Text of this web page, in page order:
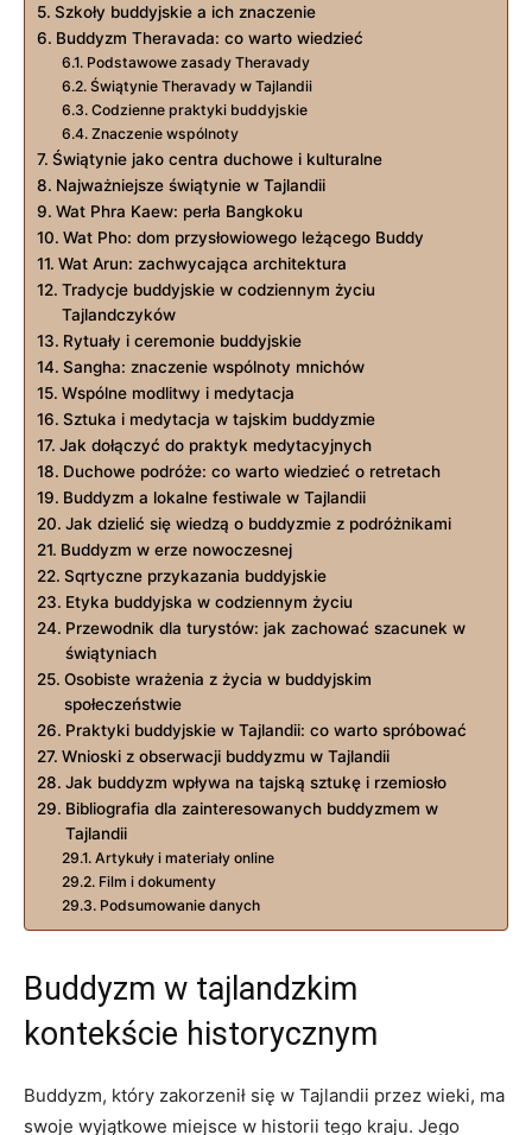
Szkoły buddyjskie a ich znaczenie
Buddyzm Theravada: co warto wiedzieć
Podstawowe zasady Theravady
Świątynie Theravady w Tajlandii
Codzienne praktyki ⁤buddyjskie
Znaczenie wspólnoty
Świątynie jako centra duchowe ⁣i kulturalne
Najważniejsze świątynie w Tajlandii
Wat Phra Kaew: ⁢perła Bangkoku
Wat Pho: dom przysłowiowego leżącego Buddy
Wat Arun: zachwycająca architektura
Tradycje buddyjskie w codziennym życiu
Tajlandczyków
Rytuały i ceremonie buddyjskie
Sangha: znaczenie ‍wspólnoty ‍mnichów
Wspólne modlitwy ‍i medytacja
Sztuka ‍i medytacja w ‍tajskim buddyzmie
Jak dołączyć ‍do praktyk​ medytacyjnych
Duchowe ⁢podróże: co warto wiedzieć o​ retretach
Buddyzm a ​lokalne‍ festiwale w Tajlandii
Jak ‍dzielić się​ wiedzą o buddyzmie z podróżnikami
Buddyzm w erze nowoczesnej
Sqrtyczne przykazania buddyjskie
Etyka buddyjska w codziennym życiu
Przewodnik dla turystów:​ jak zachować szacunek w‍
świątyniach
Osobiste wrażenia z życia ⁢w buddyjskim
społeczeństwie
Praktyki‍ buddyjskie w Tajlandii: co warto spróbować
Wnioski z obserwacji buddyzmu w Tajlandii
Jak buddyzm wpływa na tajską sztukę i rzemiosło
Bibliografia⁣ dla zainteresowanych buddyzmem ‌w
Tajlandii
Artykuły i materiały online
Film i dokumenty
Podsumowanie danych
Buddyzm w‍ tajlandzkim
kontekście historycznym
Buddyzm,⁢ który zakorzenił się w Tajlandii przez wieki, ma
⁤swoje wyjątkowe miejsce w historii tego kraju. Jego